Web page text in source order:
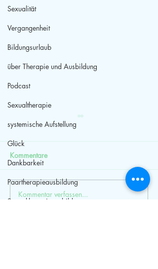
Sexualität
Vergangenheit
Bildungsurlaub
über Therapie und Ausbildung
Podcast
Sexualtherapie
systemische Aufstellung
Glück
Dankbarkeit
Paartherapieausbildung
Sexualtherapieausbildung
Bildungsurlaub
Kommentare
Kommentar verfassen...